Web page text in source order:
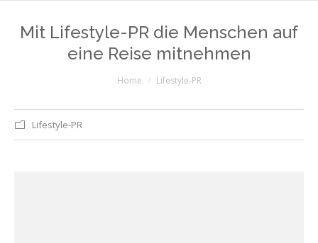
Mit Lifestyle-PR die Menschen auf
eine Reise mitnehmen
Home Lifestyle-PR
Lifestyle-PR